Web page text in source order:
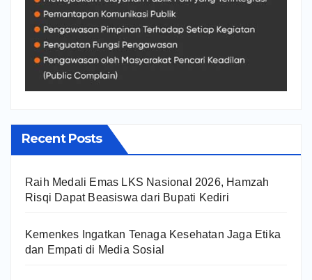
Recent Posts
Raih Medali Emas LKS Nasional 2026, Hamzah
Risqi Dapat Beasiswa dari Bupati Kediri
Kemenkes Ingatkan Tenaga Kesehatan Jaga Etika
dan Empati di Media Sosial